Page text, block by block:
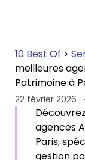
10 Best Of >
meilleures
Patrimoine à
22 février 2026
agences
Paris,
gestion